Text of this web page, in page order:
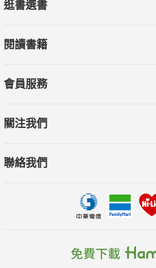
逛書選書
閱讀書籍
會員服務
關注我們
聯絡我們